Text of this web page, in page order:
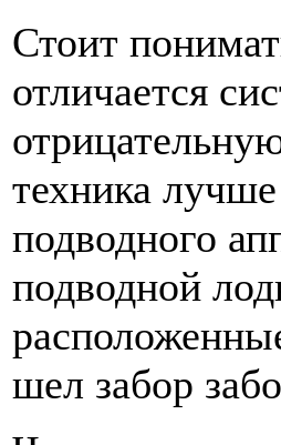
Стоит
отличается
техника
подводного
подводной
шел забор